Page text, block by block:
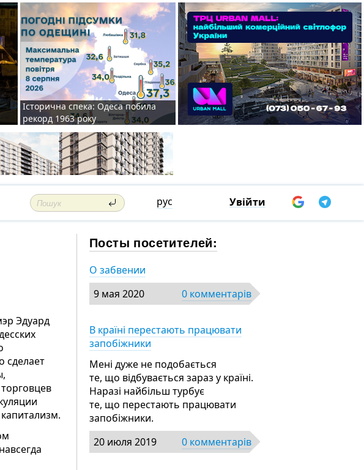
Історична спека: Одеса побила
рекорд 1963 року
рус Увійти
Эдуард
сделает
Посты посетителей:
О забвении
9 мая 2020
0 комментарів
В країні перестають працювати
запобіжники
Мені дуже не подобається
те, що відбувається зараз у країні.
Наразі найбільш турбує
те, що перестають працювати
запобіжники.
20 июля 2019
0 комментарів